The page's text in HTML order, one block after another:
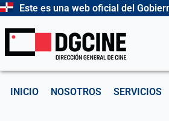
Ir
contenido
Este es una web oficial del
INICIO NOSOTROS SERVICIOS